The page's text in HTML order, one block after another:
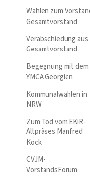
Wahlen zum
Gesamtvorstand
Verabschiedung aus
Gesamtvorstand
Begegnung mit dem
YMCA Georgien
Kommunalwahlen in
NRW
Zum Tod vom EKiR-
Altpräses Manfred
Kock
CVJM-
VorstandsForum